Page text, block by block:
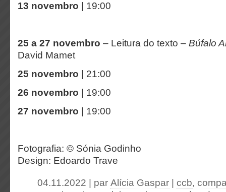
13 novembro
| 19:00
25 a 27 novembro – Leitura do texto – Búfalo
David Mamet
25 novembro
| 21:00
26 novembro
| 19:00
27 novembro
| 19:00
Fotografia: © Sónia Godinho
Design: Edoardo Trave
04.11.2022 | par Alícia Gaspar ccb,